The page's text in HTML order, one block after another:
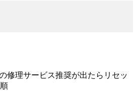
修理サービス推奨が出たらリセッ